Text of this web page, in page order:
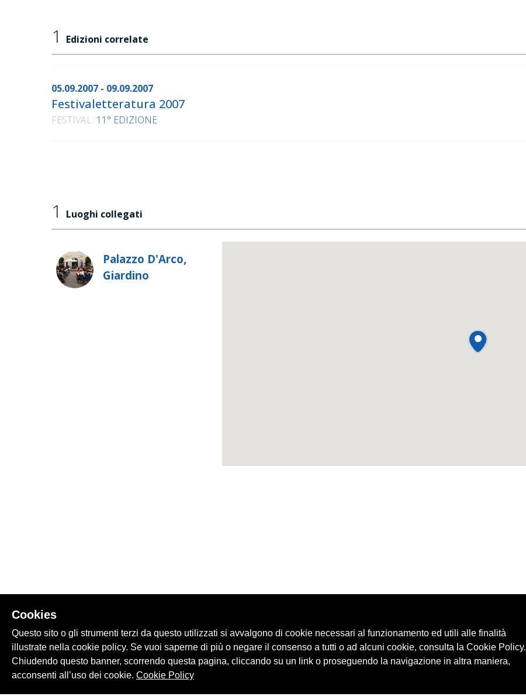
1 Edizioni correlate
05.09.2007 - 09.09.2007
Festivaletteratura 2007
FESTIVAL 11° EDIZIONE
1 Luoghi collegati
Palazzo D'Arco,
Giardino
Cookies
Questo sito o gli strumenti terzi da questo utilizzati si avvalgono di cookie necessari al funzionamento ed utili alle finalità
illustrate nella cookie policy. Se vuoi saperne di più o negare il consenso a tutti o ad alcuni cookie, consulta la Cookie Policy.
Chiudendo questo banner, scorrendo questa pagina, cliccando su un link o proseguendo la navigazione in altra maniera,
acconsenti all’uso dei cookie. Cookie Policy